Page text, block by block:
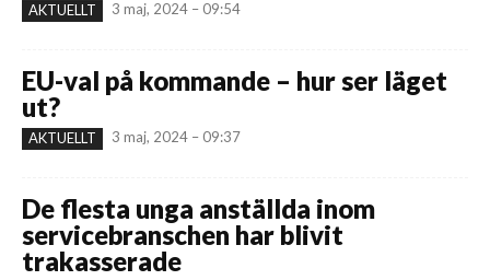
AKTUELLT 3 maj, 2024 – 09:54
EU-val på kommande – hur ser läget
ut?
AKTUELLT 3 maj, 2024 – 09:37
De flesta unga anställda inom
servicebranschen har blivit
trakasserade